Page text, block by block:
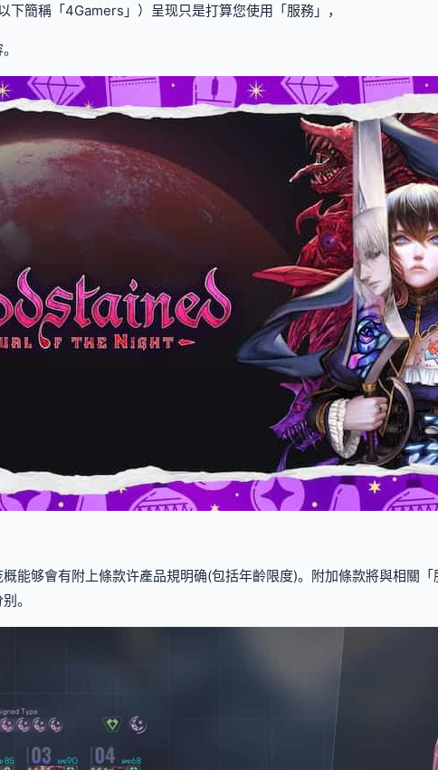
下簡稱「4Gamers」）呈现只是打算您使用「服務」，
能够會有附上條款许產品規明确(包括年齡限度)。附加條款將與相關
。